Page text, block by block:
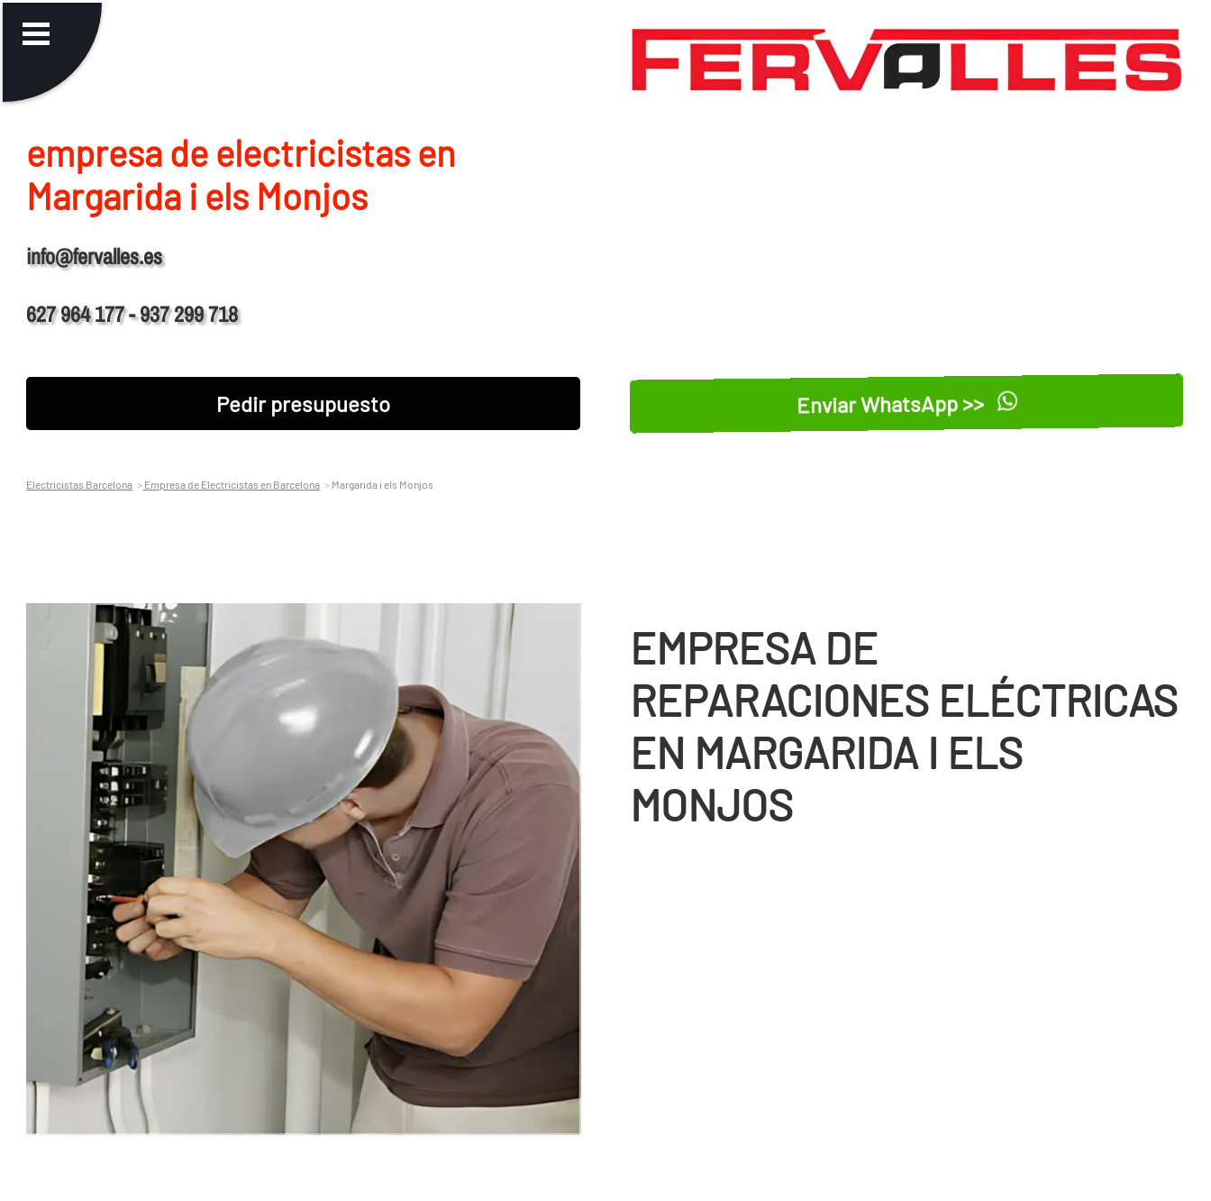
empresa de electricistas en
Margarida i els Monjos
info@fervalles.es
627 964 177 - 937 299 718
Pedir presupuesto Enviar WhatsApp >>
Electricistas Barcelona Empresa de Electricistas en Barcelona Margarida i els Monjos
EMPRESA DE
REPARACIONES ELÉCTRICAS
EN MARGARIDA I ELS
MONJOS